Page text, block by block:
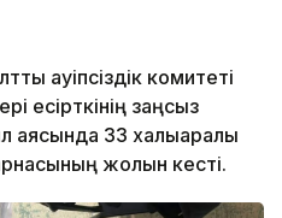
қауіпсіздік комитеті
есірткінің заңсыз
аясында 33 халықаралық
жолын кесті.